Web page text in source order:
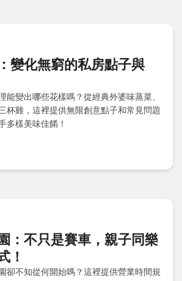
變化無窮的私房點子與
能變出哪些花樣嗎？從經典外婆味蒸菜、
杯雞，這裡提供無限創意點子和常見問題
多樣美味佳餚！
：不只是賽車，親子同樂
！
卻不知從何開始嗎？這裡提供營業時間規